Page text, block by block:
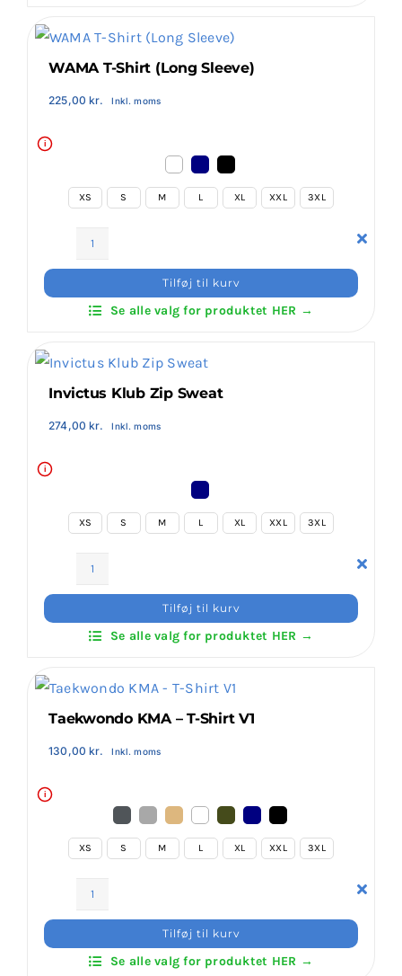
FAQ’s
Kontakt Invictus Fightwear
Om Invictus Fightwear
Nyheder
WAMA T-Shirt (Long Sleeve)
225,00kr. Inkl. moms
i
XS S M L XL XXL 3XL
Shirt
(Long
antal
Tilføj til kurv
Se alle valg for produktet HER →
Invictus Klub Zip Sweat
274,00kr. Inkl. moms
i
XS S M L XL XXL 3XL
Zip
Sweat
Tilføj til kurv
Se alle valg for produktet HER →
Taekwondo KMA – T-Shirt V1
130,00kr. Inkl. moms
i
XS S M L XL XXL 3XL
-
T-
Tilføj til kurv
Se alle valg for produktet HER →